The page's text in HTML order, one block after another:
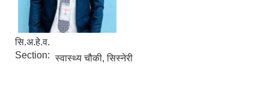
सि.अ.हे.व.
Section: स्वास्थ्य चौकी, सिस्नेरी